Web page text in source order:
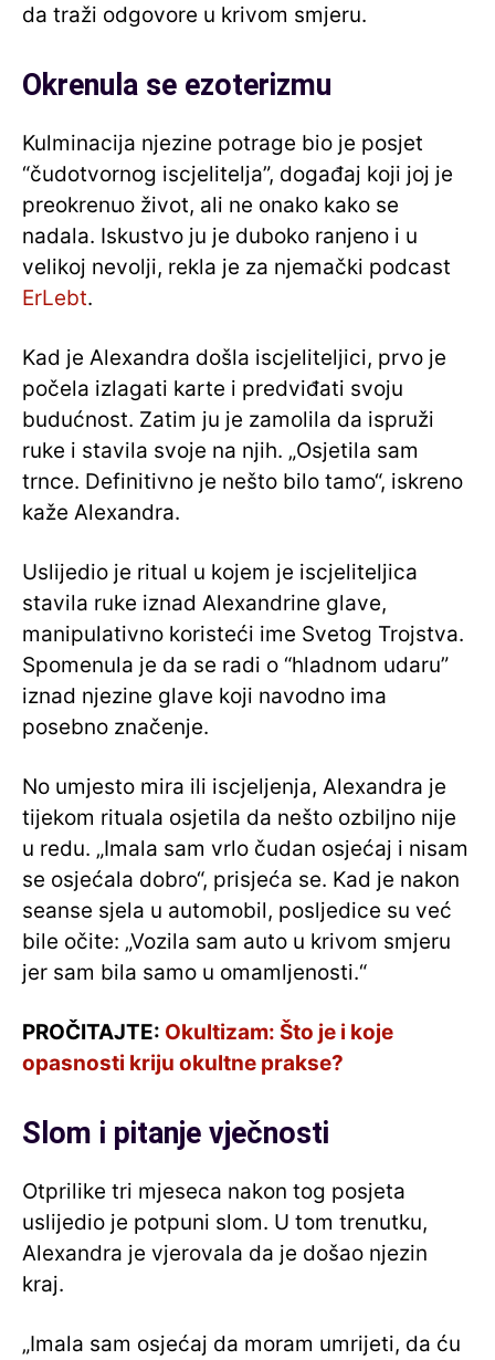
da traži odgovore u krivom smjeru.
Okrenula se ezoterizmu
Kulminacija njezine potrage bio je posjet
“čudotvornog iscjelitelja”, događaj koji joj je
preokrenuo život, ali ne onako kako se
nadala. Iskustvo ju je duboko ranjeno i u
velikoj nevolji, rekla je za njemački podcast
ErLebt.
Kad je Alexandra došla iscjeliteljici, prvo je
počela izlagati karte i predviđati svoju
budućnost. Zatim ju je zamolila da ispruži
ruke i stavila svoje na njih. „Osjetila sam
trnce. Definitivno je nešto bilo tamo“, iskreno
kaže Alexandra.
Uslijedio je ritual u kojem je iscjeliteljica
stavila ruke iznad Alexandrine glave,
manipulativno koristeći ime Svetog Trojstva.
Spomenula je da se radi o “hladnom udaru”
iznad njezine glave koji navodno ima
posebno značenje.
No umjesto mira ili iscjeljenja, Alexandra je
tijekom rituala osjetila da nešto ozbiljno nije
u redu. „Imala sam vrlo čudan osjećaj i nisam
se osjećala dobro“, prisjeća se. Kad je nakon
seanse sjela u automobil, posljedice su već
bile očite: „Vozila sam auto u krivom smjeru
jer sam bila samo u omamljenosti.“
PROČITAJTE: Okultizam: Što je i koje
opasnosti kriju okultne prakse?
Slom i pitanje vječnosti
Otprilike tri mjeseca nakon tog posjeta
uslijedio je potpuni slom. U tom trenutku,
Alexandra je vjerovala da je došao njezin
kraj.
„Imala sam osjećaj da moram umrijeti, da ću